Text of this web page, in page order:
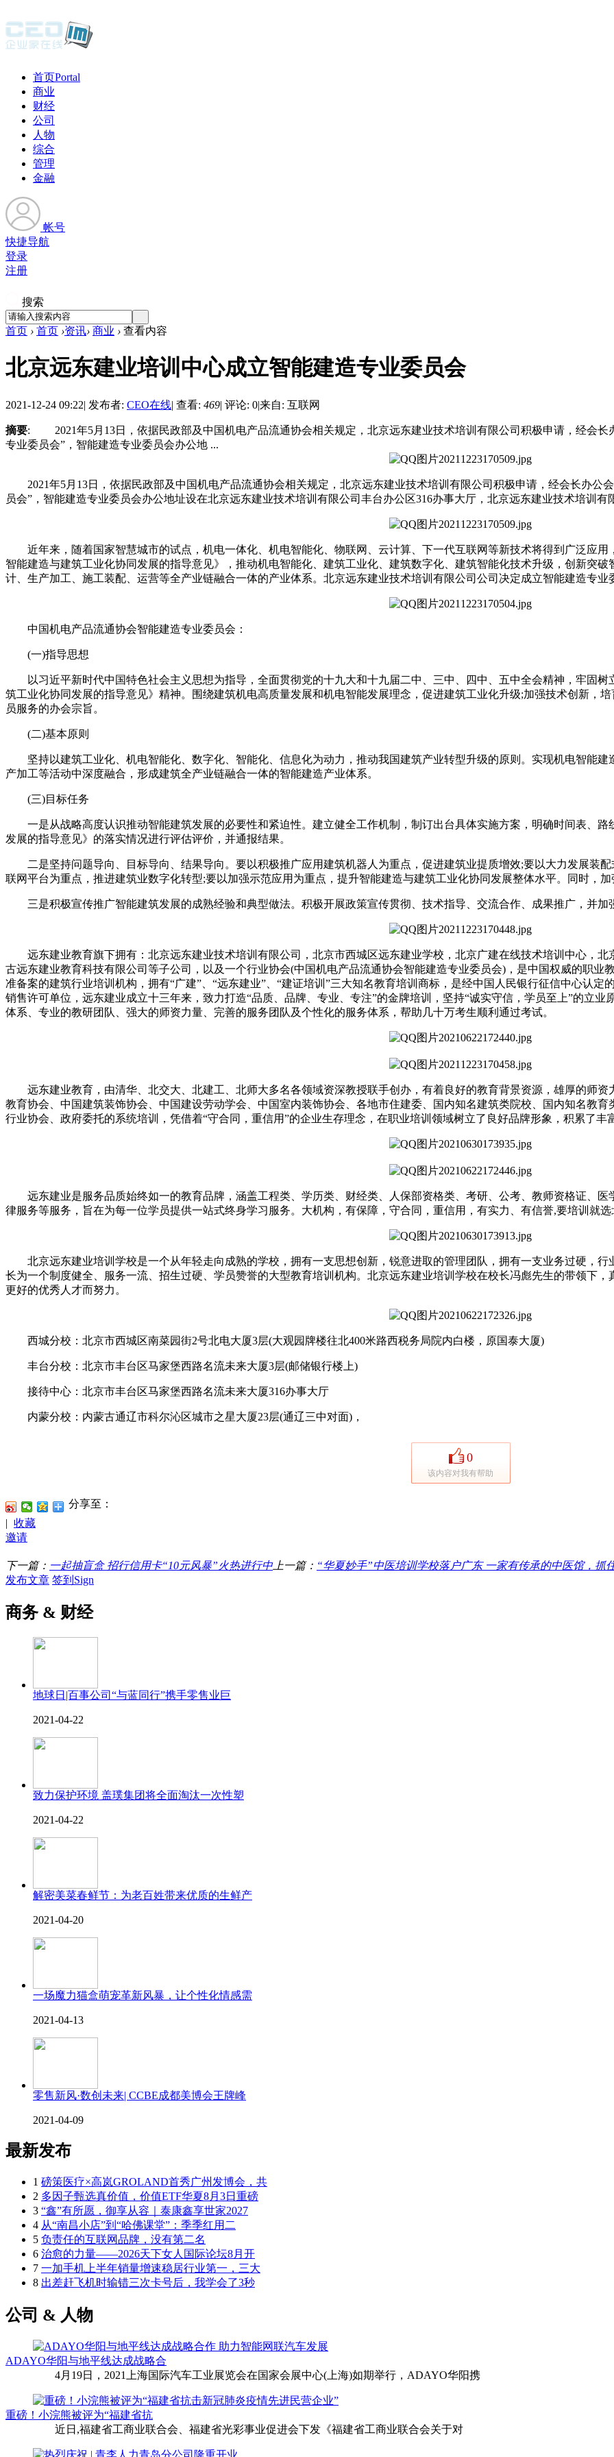
首页Portal
商业
财经
公司
人物
综合
管理
金融
帐号
快捷导航
登录
注册
搜索
首页 › 首页 ›资讯› 商业 › 查看内容
北京远东建业培训中心成立智能建造专业委员会
2021-12-24 09:22| 发布者: CEO在线| 查看: 469| 评论: 0|来自: 互联网
摘要: 2021年5月13日，依据民政部及中国机电产品流通协会相关规定，北京远东建业技术培训有限公司积极申请，经会长
专业委员会”，智能建造专业委员会办公地 ...
2021年5月13日，依据民政部及中国机电产品流通协会相关规定，北京远东建业技术培训有限公司积极申请，经会长办公
员会”，智能建造专业委员会办公地址设在北京远东建业技术培训有限公司丰台办公区316办事大厅，北京远东建业技术培训有
近年来，随着国家智慧城市的试点，机电一体化、机电智能化、物联网、云计算、下一代互联网等新技术将得到广泛应用
智能建造与建筑工业化协同发展的指导意见》，推动机电智能化、建筑工业化、建筑数字化、建筑智能化技术升级，创新突
计、生产加工、施工装配、运营等全产业链融合一体的产业体系。北京远东建业技术培训有限公司公司决定成立智能建造专业
中国机电产品流通协会智能建造专业委员会：
(一)指导思想
以习近平新时代中国特色社会主义思想为指导，全面贯彻党的十九大和十九届二中、三中、四中、五中全会精神，牢固树
筑工业化协同发展的指导意见》精神。围绕建筑机电高质量发展和机电智能发展理念，促进建筑工业化升级;加强技术创新，
员服务的办会宗旨。
(二)基本原则
坚持以建筑工业化、机电智能化、数字化、智能化、信息化为动力，推动我国建筑产业转型升级的原则。实现机电智能建
产加工等活动中深度融合，形成建筑全产业链融合一体的智能建造产业体系。
(三)目标任务
一是从战略高度认识推动智能建筑发展的必要性和紧迫性。建立健全工作机制，制订出台具体实施方案，明确时间表、路
发展的指导意见》的落实情况进行评估评价，并通报结果。
二是坚持问题导向、目标导向、结果导向。要以积极推广应用建筑机器人为重点，促进建筑业提质增效;要以大力发展装
联网平台为重点，推进建筑业数字化转型;要以加强示范应用为重点，提升智能建造与建筑工业化协同发展整体水平。同时，
三是积极宣传推广智能建筑发展的成熟经验和典型做法。积极开展政策宣传贯彻、技术指导、交流合作、成果推广，并加
远东建业教育旗下拥有：北京远东建业技术培训有限公司，北京市西城区远东建业学校，北京广建在线技术培训中心，北
古远东建业教育科技有限公司等子公司，以及一个行业协会(中国机电产品流通协会智能建造专业委员会)，是中国权威的职业
准备案的建筑行业培训机构，拥有“广建”、“远东建业”、“建证培训”三大知名教育培训商标，是经中国人民银行征信中心认
销售许可单位，远东建业成立十三年来，致力打造“品质、品牌、专业、专注”的金牌培训，坚持“诚实守信，学员至上”的立
体系、专业的教研团队、强大的师资力量、完善的服务团队及个性化的服务体系，帮助几十万考生顺利通过考试。
远东建业教育，由清华、北交大、北建工、北师大多名各领域资深教授联手创办，有着良好的教育背景资源，雄厚的师资
教育协会、中国建筑装饰协会、中国建设劳动学会、中国室内装饰协会、各地市住建委、国内知名建筑类院校、国内知名教育
行业协会、政府委托的系统培训，凭借着“守合同，重信用”的企业生存理念，在职业培训领域树立了良好品牌形象，积累了丰
远东建业是服务品质始终如一的教育品牌，涵盖工程类、学历类、财经类、人保部资格类、考研、公考、教师资格证、医
律服务等服务，旨在为每一位学员提供一站式终身学习服务。大机构，有保障，守合同，重信用，有实力、有信誉,要培训就
北京远东建业培训学校是一个从年轻走向成熟的学校，拥有一支思想创新，锐意进取的管理团队，拥有一支业务过硬，行
长为一个制度健全、服务一流、招生过硬、学员赞誉的大型教育培训机构。北京远东建业培训学校在校长冯彪先生的带领下
更好的优秀人才而努力。
西城分校：北京市西城区南菜园街2号北电大厦3层(大观园牌楼往北400米路西税务局院内白楼，原国泰大厦)
丰台分校：北京市丰台区马家堡西路名流未来大厦3层(邮储银行楼上)
接待中心：北京市丰台区马家堡西路名流未来大厦316办事大厅
内蒙分校：内蒙古通辽市科尔沁区城市之星大厦23层(通辽三中对面)，
0
该内容对我有帮助
分享至：
| 收藏
邀请
下一篇： 一起抽盲盒 招行信用卡“10元风暴”火热进行中上一篇： “华夏妙手”中医培训学校落户广东 一家有传承的中医馆，抓
发布文章 签到Sign
商务 & 财经
地球日|百事公司“与蓝同行”携手零售业巨
2021-04-22
致力保护环境 盖璞集团将全面淘汰一次性塑
2021-04-22
解密美菜春鲜节：为老百姓带来优质的生鲜产
2021-04-20
一场魔力猫盒萌宠革新风暴，让个性化情感需
2021-04-13
零售新风·数创未来| CCBE成都美博会王牌峰
2021-04-09
最新发布
1 磅策医疗×高岚GROLAND首秀广州发博会，共
2 多因子甄选真价值，价值ETF华夏8月3日重磅
3 “鑫”有所愿，御享从容｜泰康鑫享世家2027
4 从“南昌小店”到“哈佛课堂”：季季红用二
5 负责任的互联网品牌，没有第二名
6 治愈的力量——2026天下女人国际论坛8月开
7 一加手机上半年销量增速稳居行业第一，三大
8 出差赶飞机时输错三次卡号后，我学会了3秒
公司 & 人物
ADAYO华阳与地平线达成战略合
4月19日，2021上海国际汽车工业展览会在国家会展中心(上海)如期举行，ADAYO华阳携
重磅！小浣熊被评为“福建省抗
近日,福建省工商业联合会、福建省光彩事业促进会下发《福建省工商业联合会关于对